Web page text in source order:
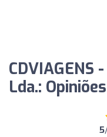
CDVIAGENS
Lda.: Opiniões
5